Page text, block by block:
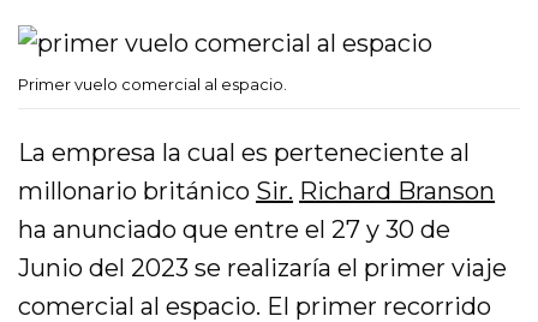
Primer vuelo comercial al espacio.
La empresa la cual es perteneciente al
millonario británico Sir. Richard Branson
ha anunciado que entre el 27 y 30 de
Junio del 2023 se realizaría el primer viaje
comercial al espacio. El primer recorrido